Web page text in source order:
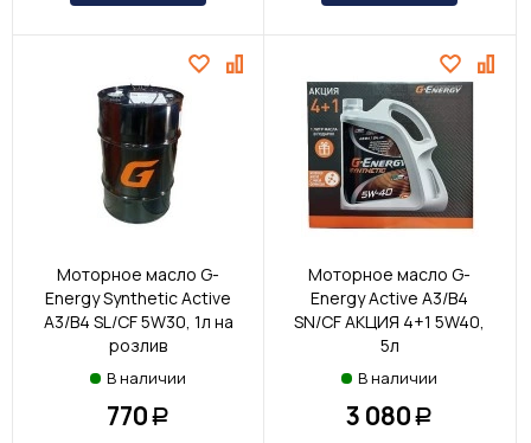
Моторное масло G-
Energy Synthetic Active
A3/B4 SL/CF 5W30, 1л на
розлив
В наличии
770 Р
Моторное масло G-
Energy Active A3/B4
SN/CF АКЦИЯ 4+1 5W40,
5л
В наличии
3 080 Р